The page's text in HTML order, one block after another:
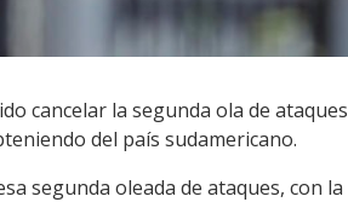
cancelar la segunda ola de ataques
del país sudamericano.
segunda oleada de ataques, con la